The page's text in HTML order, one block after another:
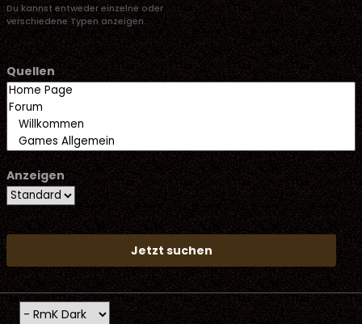
Du kannst entweder einzelne oder
verschiedene Typen anzeigen.
Quellen
Anzeigen
Jetzt suchen